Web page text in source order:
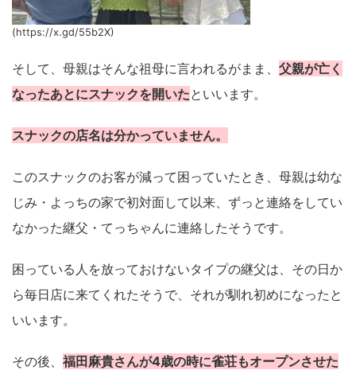
(https://x.gd/55b2X)
そして、母親はそんな祖母に言われるがまま、 父親が亡く
なったあとにスナックを開いたといいます。
スナックの店名は分かっていません。
このスナックのお客が減って困っていたとき、母親は幼な
じみ・よっちの家で初対面して以来、ずっと連絡をしてい
なかった継父・てっちゃんに連絡したそうです。
困っている人を放っておけないタイプの継父は、その日か
ら毎日店に来てくれたそうで、それが馴れ初めになったと
いいます。
その後、 福田麻貴さんが4歳の時に雀荘もオープンさせた